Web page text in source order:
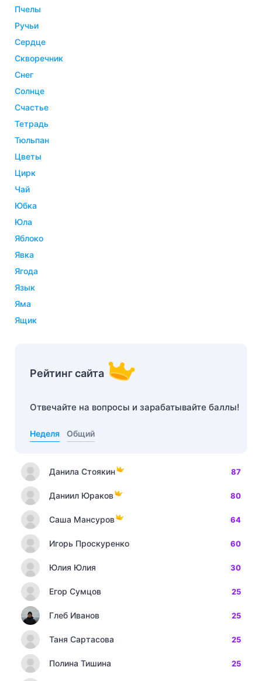
пчелы
ручьи
сердце
скворечник
снег
солнце
счастье
тетрадь
тюльпан
цветы
цирк
чай
юбка
юла
яблоко
явка
ягода
язык
яма
ящик
Рейтинг сайта
Отвечайте на вопросы и зарабатывайте баллы!
Неделя Общий
Данила Стоякин 87
Даниил Юраков 80
Саша Мансуров 64
Игорь Проскуренко 60
Юлия Юлия 30
Егор Сумцов 25
Глеб Иванов 25
Таня Сартасова 25
Полина Тишина 25